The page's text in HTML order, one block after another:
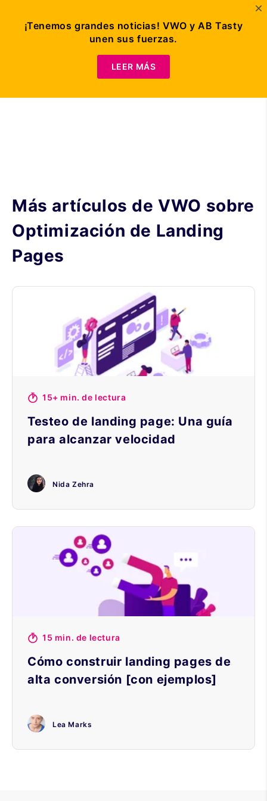
Más artículos de VWO sobre
Optimización de Landing
Pages
15+ min. de lectura
Testeo de landing page: Una guía
para alcanzar velocidad
Nida Zehra
15 min. de lectura
Cómo construir landing pages de
alta conversión [con ejemplos]
Lea Marks
¡Tenemos grandes noticias! VWO y AB Tasty
unen sus fuerzas.
LEER MÁS